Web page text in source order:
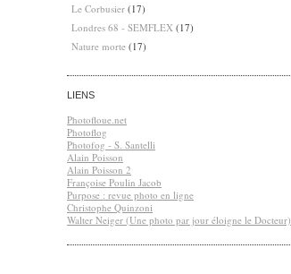
Le Corbusier (17)
Londres 68 - SEMFLEX (17)
Nature morte (17)
LIENS
Photofloue.net
Photoflog
Photofog - S. Santelli
Alain Poisson
Alain Poisson 2
Françoise Poulin Jacob
Purpose : revue photo en ligne
Christophe Quinzoni
Walter Neiger (Une photo par jour éloigne le Docteur)